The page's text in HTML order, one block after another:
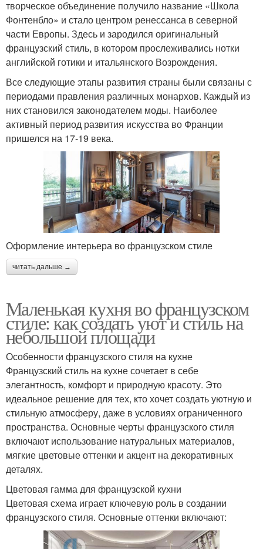
творческое объединение получило название «Школа
Фонтенбло» и стало центром ренессанса в северной
части Европы. Здесь и зародился оригинальный
французский стиль, в котором прослеживались нотки
английской готики и итальянского Возрождения.
Все следующие этапы развития страны были связаны с
периодами правления различных монархов. Каждый из
них становился законодателем моды. Наиболее
активный период развития искусства во Франции
пришелся на 17-19 века.
Оформление интерьера во французском стиле
читать дальше →
Маленькая кухня во французском
стиле: как создать уют и стиль на
небольшой площади
Особенности французского стиля на кухне
Французский стиль на кухне сочетает в себе
элегантность, комфорт и природную красоту. Это
идеальное решение для тех, кто хочет создать уютную и
стильную атмосферу, даже в условиях ограниченного
пространства. Основные черты французского стиля
включают использование натуральных материалов,
мягкие цветовые оттенки и акцент на декоративных
деталях.
Цветовая гамма для французской кухни
Цветовая схема играет ключевую роль в создании
французского стиля. Основные оттенки включают: